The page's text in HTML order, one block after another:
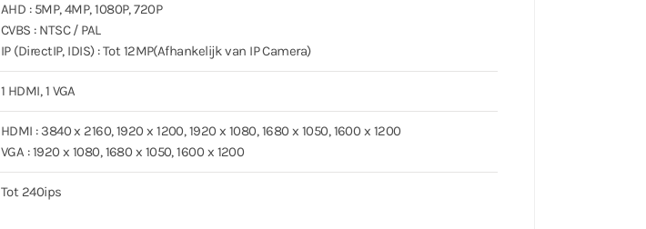
AHD : 5MP, 4MP, 1080P, 720P
CVBS : NTSC / PAL
IP (DirectIP, IDIS) : Tot 12MP(Afhankelijk van IP Camera)
1 HDMI, 1 VGA
HDMI : 3840 x 2160, 1920 x 1200, 1920 x 1080, 1680 x 1050, 1600 x 1200
VGA : 1920 x 1080, 1680 x 1050, 1600 x 1200
Tot 240ips